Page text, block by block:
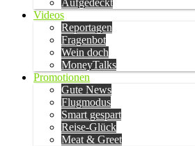
Aufgedeckt
Videos
Reportagen
Fragenbot
Wein doch
MoneyTalks
Promotionen
Gute News
Flugmodus
Smart gespart
Reise-Glück
Meat & Greet